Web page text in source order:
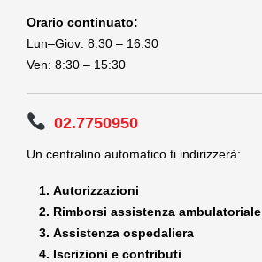
Orario continuato:
Lun–Giov: 8:30 – 16:30
Ven: 8:30 – 15:30
02.7750950
Un centralino automatico ti indirizzerà:
Autorizzazioni
Rimborsi assistenza ambulatoriale
Assistenza ospedaliera
Iscrizioni e contributi